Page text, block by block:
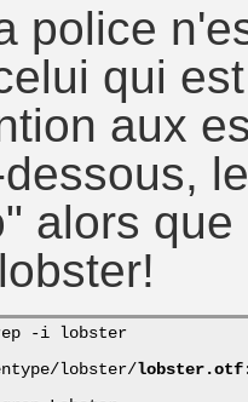
police
qui
aux
alors
-i lobster
lobster/